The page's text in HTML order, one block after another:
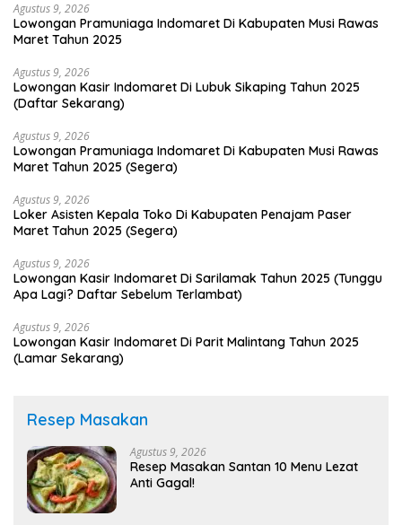
Agustus 9, 2026
Lowongan Pramuniaga Indomaret Di Kabupaten Musi Rawas
Maret Tahun 2025
Agustus 9, 2026
Lowongan Kasir Indomaret Di Lubuk Sikaping Tahun 2025
(Daftar Sekarang)
Agustus 9, 2026
Lowongan Pramuniaga Indomaret Di Kabupaten Musi Rawas
Maret Tahun 2025 (Segera)
Agustus 9, 2026
Loker Asisten Kepala Toko Di Kabupaten Penajam Paser
Maret Tahun 2025 (Segera)
Agustus 9, 2026
Lowongan Kasir Indomaret Di Sarilamak Tahun 2025 (Tunggu
Apa Lagi? Daftar Sebelum Terlambat)
Agustus 9, 2026
Lowongan Kasir Indomaret Di Parit Malintang Tahun 2025
(Lamar Sekarang)
Resep Masakan
Agustus 9, 2026
Resep Masakan Santan 10 Menu Lezat
Anti Gagal!